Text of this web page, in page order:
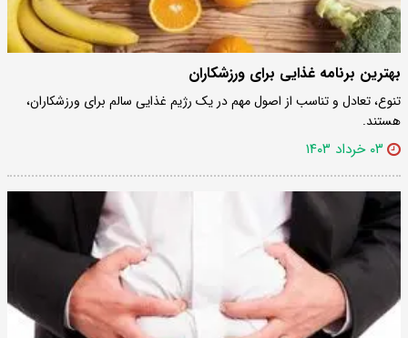
بهترین برنامه غذایی برای ورزشکاران
تنوع، تعادل و تناسب از اصول مهم در یک رژیم غذایی سالم برای ورزشکاران،
هستند.
۰۳ خرداد ۱۴۰۳